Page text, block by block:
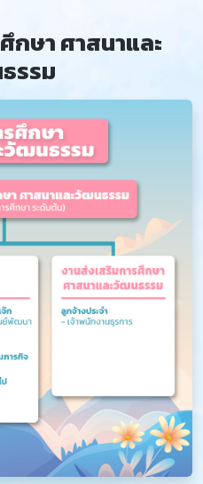
ษา ศาสนาและ
รรม